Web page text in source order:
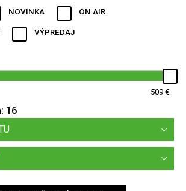
NOVINKA ON AIR
VÝPREDAJ
509
16